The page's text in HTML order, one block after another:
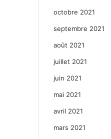
octobre 2021
septembre 2021
août 2021
juillet 2021
juin 2021
mai 2021
avril 2021
mars 2021